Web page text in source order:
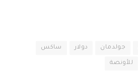
جولدمان دولار ساكس
للأونصة